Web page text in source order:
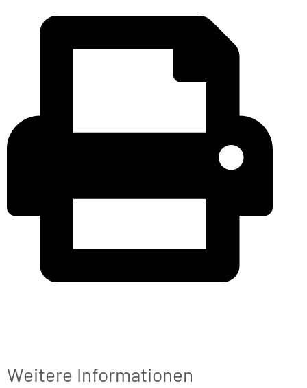
Weitere Informationen